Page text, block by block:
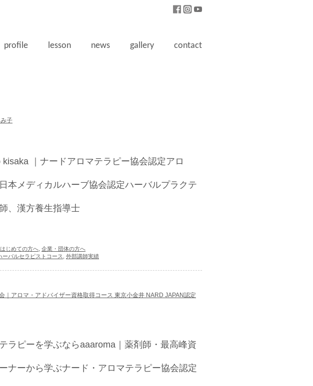
profile lesson news gallery contact
子
｜ナードアロマテラピー協会認定アロ
本メディカルハーブ協会認定ハーバルプラクテ
、漢方養生指導士
はじめての方へ 企業・団体の方へ
ーバルセラピストコース 外部講師実績
｜アロマ・アドバイザー資格取得コース 東京小金井 NARD JAPAN認定
ラピーを学ぶならaaaroma｜薬剤師・最高峰資
ナーから学ぶナード・アロマテラピー協会認定